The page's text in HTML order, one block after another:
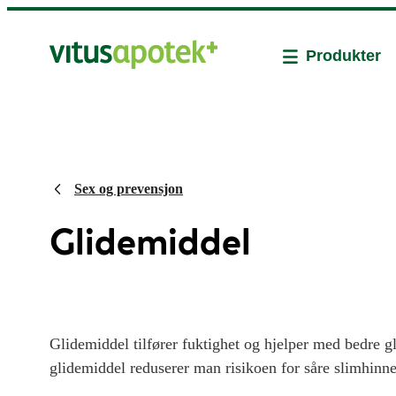
Produkter
Sex og prevensjon
Glidemiddel
Glidemiddel tilfører fuktighet og hjelper med bedre
glidemiddel reduserer man risikoen for såre